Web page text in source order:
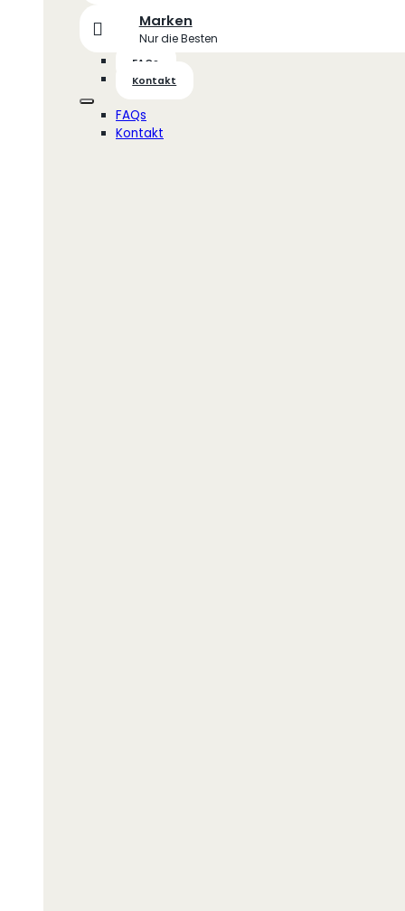
Marken
Nur die Besten
FAQs
Kontakt
FAQs
Kontakt